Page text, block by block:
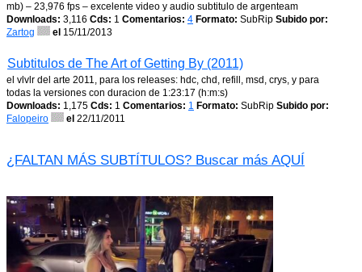
mb) – 23,976 fps – excelente video y audio subtitulo de argenteam
Downloads: 3,116 Cds: 1 Comentarios: 4 Formato: SubRip Subido por:
Zartog
el 15/11/2013
Subtitulos de The Art of Getting By (2011)
el vlvlr del arte 2011, para los releases: hdc, chd, refill, msd, crys, y para
todas la versiones con duracion de 1:23:17 (h:m:s)
Downloads: 1,175 Cds: 1 Comentarios: 1 Formato: SubRip Subido por:
Falopeiro
el 22/11/2011
¿FALTAN MÁS SUBTÍTULOS? Buscar más AQUÍ